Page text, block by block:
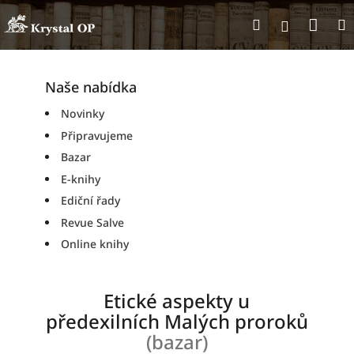
Přejít
na
obsah
Hledat
Naše nabídka
Novinky
Připravujeme
Bazar
E-knihy
Ediční řady
Revue Salve
Online knihy
Etické aspekty u
předexilních Malých proroků
(bazar)